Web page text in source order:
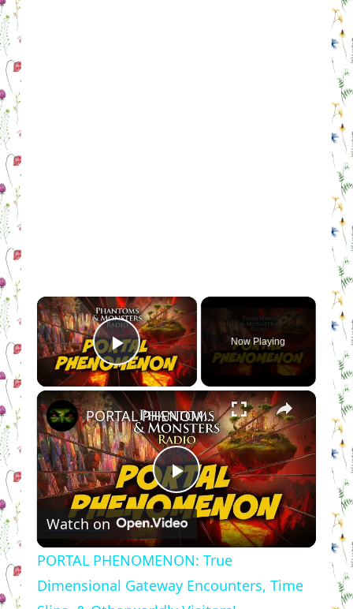
×
Play Video
Now Playing
×
Play
Video
PORTAL PHENOMENON: True Dimensional Gateway Encounters, Time Slips, & Otherworldly Visitors!
Watch on
PORTAL PHENOMENON: True
Dimensional Gateway Encounters, Time